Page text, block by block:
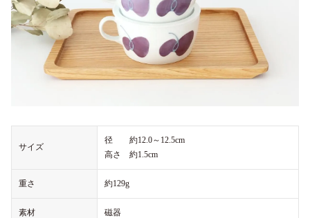
サイズ
径 約12.0～12.5cm
高さ 約1.5cm
重さ 約129g
素材 磁器